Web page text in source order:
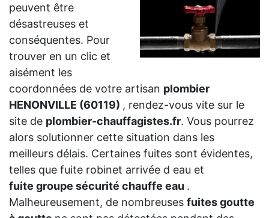
peuvent être
désastreuses et
conséquentes. Pour
trouver en un clic et
aisément les
coordonnées de votre artisan plombier
HENONVILLE (60119) , rendez-vous vite sur le
site de plombier-chauffagistes.fr. Vous pourrez
alors solutionner cette situation dans les
meilleurs délais. Certaines fuites sont évidentes,
telles que fuite robinet arrivée d eau et
fuite groupe sécurité chauffe eau .
Malheureusement, de nombreuses fuites goutte